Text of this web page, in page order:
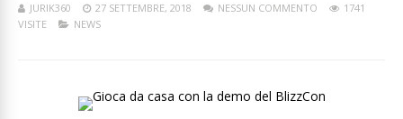
JURIK360 27 SETTEMBRE, 2018 NESSUN COMMENTO
1741
VISITE
NEWS